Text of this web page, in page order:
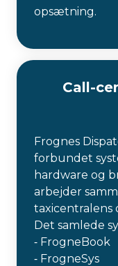
opsætning.
Call-
Frognes
forbundet
hardware og
arbejder
taxicentralens
Det samlede
⁃ FrogneBook
⁃ FrogneSys